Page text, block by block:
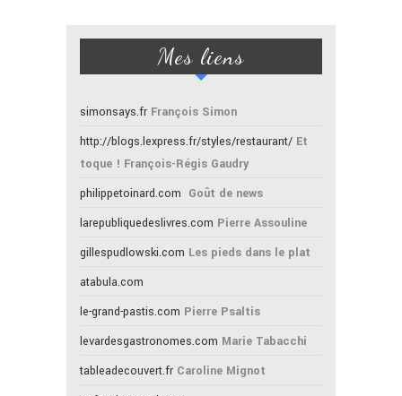
Mes liens
simonsays.fr François Simon
http://blogs.lexpress.fr/styles/restaurant/ Et
toque ! François-Régis Gaudry
philippetoinard.com Goût de news
larepubliquedeslivres.com Pierre Assouline
gillespudlowski.com Les pieds dans le plat
atabula.com
le-grand-pastis.com Pierre Psaltis
levardesgastronomes.com Marie Tabacchi
tableadecouvert.fr Caroline Mignot